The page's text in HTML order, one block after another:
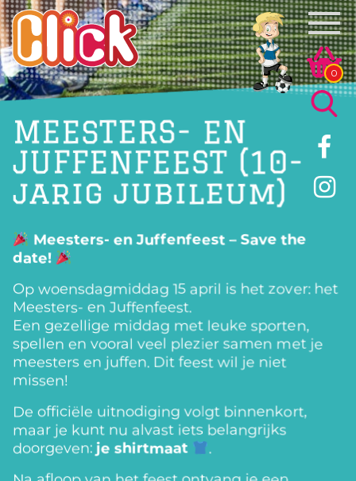
0
MEESTERS- EN
JUFFENFEEST (10-
jarig jubileum)
Meesters- en Juffenfeest – Save the
date!
Op woensdagmiddag 15 april is het zover: het
Meesters- en Juffenfeest.
Een gezellige middag met leuke sporten,
spellen en vooral veel plezier samen met je
meesters en juffen. Dit feest wil je niet
missen!
De officiële uitnodiging volgt binnenkort,
maar je kunt nu alvast iets belangrijks
doorgeven: je shirtmaat
.